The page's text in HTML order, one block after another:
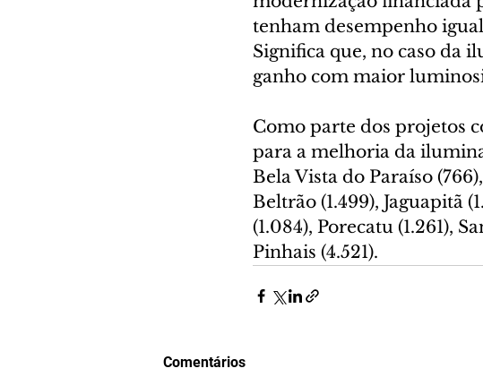
tenham desempenho
Significa que, no caso da
ganho com maior
Como parte dos projetos
para a melhoria da
Bela Vista do Paraíso
Beltrão (1.499), Jaguapitã
(1.084), Porecatu (1.261),
Pinhais (4.521).
Comentários